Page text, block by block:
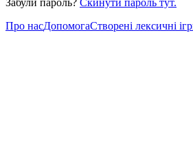
Забули пароль? Скинути пароль тут.
Про насДопомогаСтворені лексичні